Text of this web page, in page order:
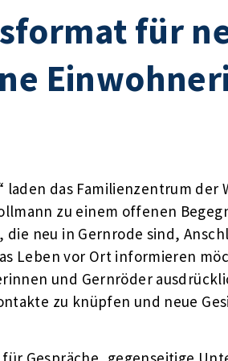
für
laden das Familienzentrum der
zu einem offenen
neu in Gernrode sind,
Leben vor Ort informieren
und Gernröder
zu knüpfen und neue